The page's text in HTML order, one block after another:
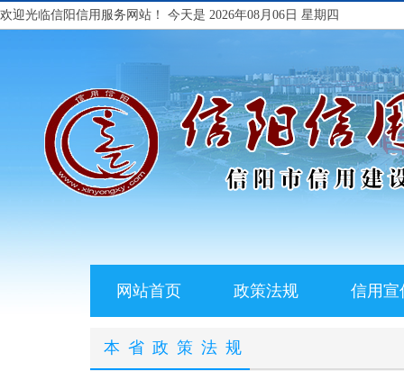
欢迎光临信阳信用服务网站！ 今天是 2026年08月06日 星期四
网站首页 政策法规 信用宣
本省政策法规